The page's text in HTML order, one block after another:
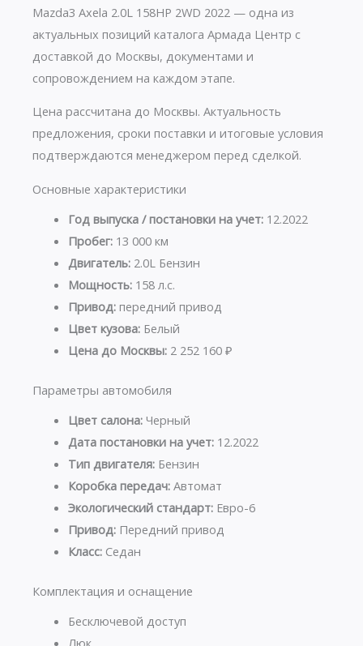
Mazda3 Axela 2.0L 158HP 2WD 2022 — одна из
актуальных позиций каталога Армада Центр с
доставкой до Москвы, документами и
сопровождением на каждом этапе.
Цена рассчитана до Москвы. Актуальность
предложения, сроки поставки и итоговые условия
подтверждаются менеджером перед сделкой.
Основные характеристики
Год выпуска / постановки на учет:12.2022
Пробег:13 000 км
Двигатель:2.0L Бензин
Мощность:158 л.с.
Привод:передний привод
Цвет кузова:Белый
Цена до Москвы:2 252 160 ₽
Параметры автомобиля
Цвет салона:Черный
Дата постановки на учет:12.2022
Тип двигателя:Бензин
Коробка передач:Автомат
Экологический стандарт:Евро-6
Привод:Передний привод
Класс:Седан
Комплектация и оснащение
Бесключевой доступ